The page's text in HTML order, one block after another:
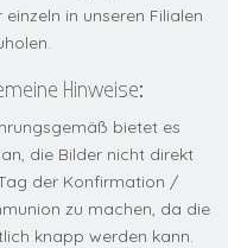
einzeln in unseren Filialen
Hinweise:
bietet es
die Bilder nicht direkt
der Konfirmation /
zu machen, da die
knapp werden kann.